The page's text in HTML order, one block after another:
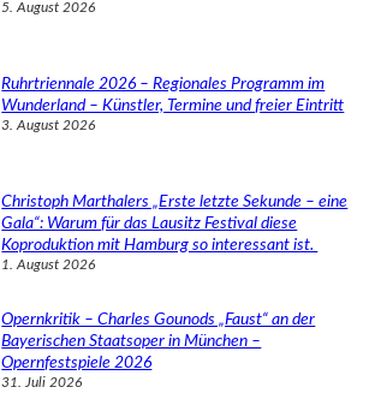
5. August 2026
Ruhrtriennale 2026 – Regionales Programm im
Wunderland – Künstler, Termine und freier Eintritt
3. August 2026
Christoph Marthalers „Erste letzte Sekunde – eine
Gala“: Warum für das Lausitz Festival diese
Koproduktion mit Hamburg so interessant ist.
1. August 2026
Opernkritik – Charles Gounods „Faust“ an der
Bayerischen Staatsoper in München –
Opernfestspiele 2026
31. Juli 2026